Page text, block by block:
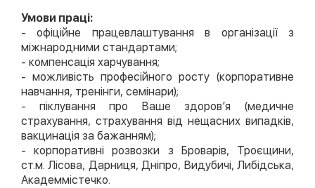
Умови праці:
- офіційне працевлаштування в організації з
міжнародними стандартами;
- компенсація харчування;
- можливість професійного росту (корпоративне
навчання, тренінги, семінари);
- піклування про Ваше здоров’я (медичне
страхування, страхування від нещасних випадків,
вакцинація за бажанням);
- корпоративні розвозки з Броварів, Троєщини,
ст.м. Лісова, Дарниця, Дніпро, Видубичі, Либідська,
Академмістечко.